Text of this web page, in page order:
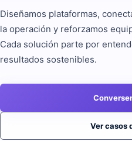
Diseñamos plataformas,
la operación y reforzamos
Cada solución parte por
resultados sostenibles.
Ver casos